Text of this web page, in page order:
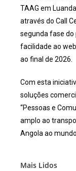
TAAG em
através do Call
segunda fase
facilidade ao
ao final de 2026.
Com esta
soluções
“Pessoas e
amplo ao
Angola ao mundo .
Mais Lidos